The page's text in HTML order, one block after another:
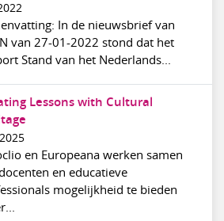
In de nieuwsbrief van
van 27-01-2022 stond dat het
Stand van het Nederlands...
Lessons with Cultural
en Europeana werken samen
en educatieve
mogelijkheid te bieden